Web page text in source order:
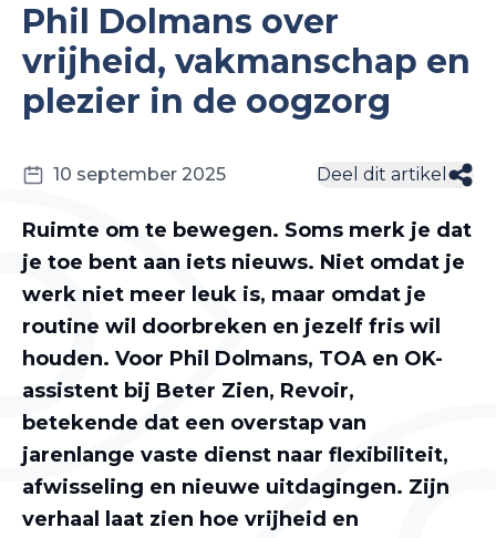
Phil Dolmans over
vrijheid, vakmanschap en
plezier in de oogzorg
10 september 2025 Deel dit artikel
Ruimte om te bewegen. Soms merk je dat
je toe bent aan iets nieuws. Niet omdat je
werk niet meer leuk is, maar omdat je
routine wil doorbreken en jezelf fris wil
houden. Voor Phil Dolmans, TOA en OK-
assistent bij Beter Zien, Revoir,
betekende dat een overstap van
jarenlange vaste dienst naar flexibiliteit,
afwisseling en nieuwe uitdagingen. Zijn
verhaal laat zien hoe vrijheid en